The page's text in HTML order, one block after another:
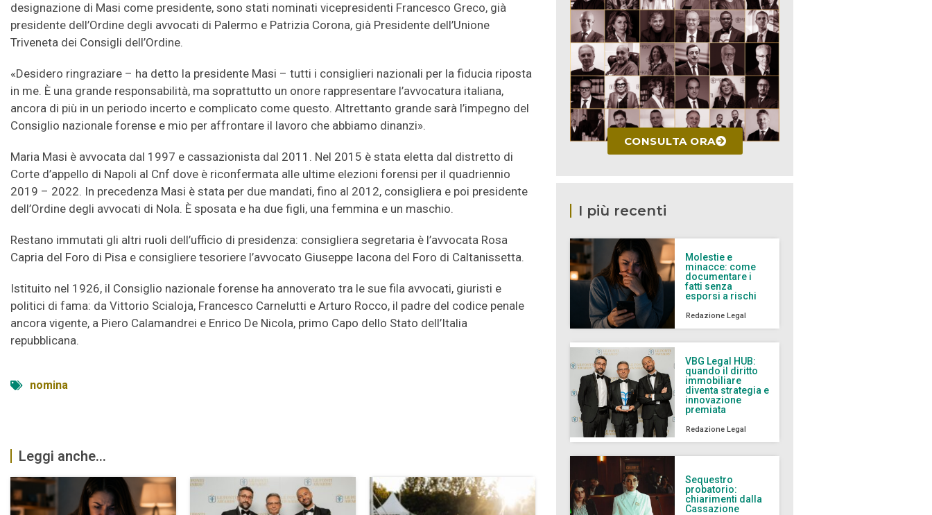
designazione di Masi come presidente, sono stati nominati vicepresidenti Francesco Greco, già
presidente dell’Ordine degli avvocati di Palermo e Patrizia Corona, già Presidente dell’Unione
Triveneta dei Consigli dell’Ordine.
«Desidero ringraziare – ha detto la presidente Masi – tutti i consiglieri nazionali per la fiducia riposta
in me. È una grande responsabilità, ma soprattutto un onore rappresentare l’avvocatura italiana,
ancora di più in un periodo incerto e complicato come questo. Altrettanto grande sarà l’impegno del
Consiglio nazionale forense e mio per affrontare il lavoro che abbiamo dinanzi».
Maria Masi è avvocata dal 1997 e cassazionista dal 2011. Nel 2015 è stata eletta dal distretto di
Corte d’appello di Napoli al Cnf dove è riconfermata alle ultime elezioni forensi per il quadriennio
2019 – 2022. In precedenza Masi è stata per due mandati, fino al 2012, consigliera e poi presidente
dell’Ordine degli avvocati di Nola. È sposata e ha due figli, una femmina e un maschio.
Restano immutati gli altri ruoli dell’ufficio di presidenza: consigliera segretaria è l’avvocata Rosa
Capria del Foro di Pisa e consigliere tesoriere l’avvocato Giuseppe Iacona del Foro di Caltanissetta.
Istituito nel 1926, il Consiglio nazionale forense ha annoverato tra le sue fila avvocati, giuristi e
politici di fama: da Vittorio Scialoja, Francesco Carnelutti e Arturo Rocco, il padre del codice penale
ancora vigente, a Piero Calamandrei e Enrico De Nicola, primo Capo dello Stato dell’Italia
repubblicana.
nomina
Leggi anche...
CONSULTA ORA
I più recenti
Molestie e
minacce: come
documentare i
fatti senza
esporsi a rischi
Redazione Legal
VBG Legal HUB:
quando il diritto
immobiliare
diventa strategia e
innovazione
premiata
Redazione Legal
Sequestro
probatorio:
chiarimenti dalla
Cassazione